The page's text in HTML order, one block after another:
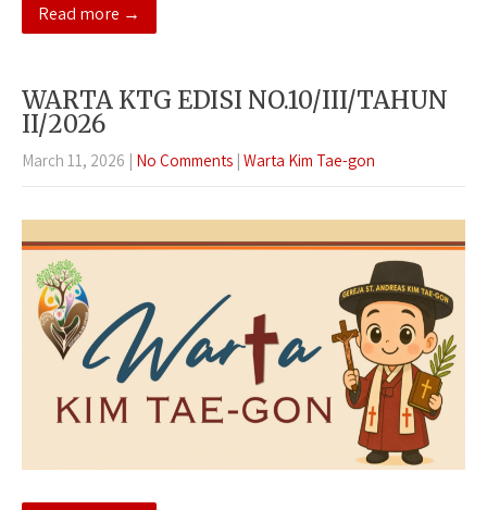
Read more →
WARTA KTG EDISI NO.10/III/TAHUN
II/2026
March 11, 2026 | No Comments | Warta Kim Tae-gon